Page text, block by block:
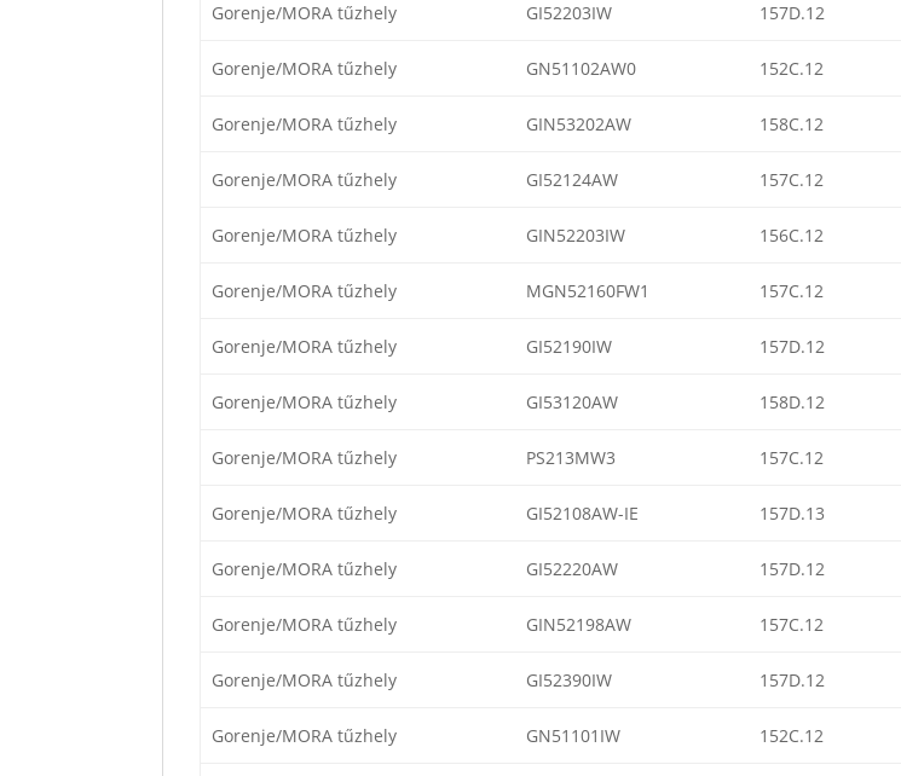
Gorenje/MORA tűzhely GI52203IW 157D.12
Gorenje/MORA tűzhely GN51102AW0 152C.12
Gorenje/MORA tűzhely GIN53202AW 158C.12
Gorenje/MORA tűzhely GI52124AW 157C.12
Gorenje/MORA tűzhely GIN52203IW 156C.12
Gorenje/MORA tűzhely MGN52160FW1 157C.12
Gorenje/MORA tűzhely GI52190IW 157D.12
Gorenje/MORA tűzhely GI53120AW 158D.12
Gorenje/MORA tűzhely PS213MW3 157C.12
Gorenje/MORA tűzhely GI52108AW-IE 157D.13
Gorenje/MORA tűzhely GI52220AW 157D.12
Gorenje/MORA tűzhely GIN52198AW 157C.12
Gorenje/MORA tűzhely GI52390IW 157D.12
Gorenje/MORA tűzhely GN51101IW 152C.12